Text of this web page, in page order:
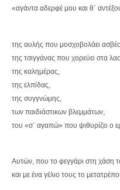
«αγάντα αδερφέ μου και θ΄
της αυλής που μοσχοβολάει
της τσιγγάνας που χορεύει στα
της καλημέρας,
της ελπίδας,
της συγγνώμης,
των παιδιάστικων βλεμμάτων,
του «σ΄ αγαπώ» που ψιθυρίζει ο
Αυτών, που το φεγγάρι στη χάση
και με ένα γέλιο τους το